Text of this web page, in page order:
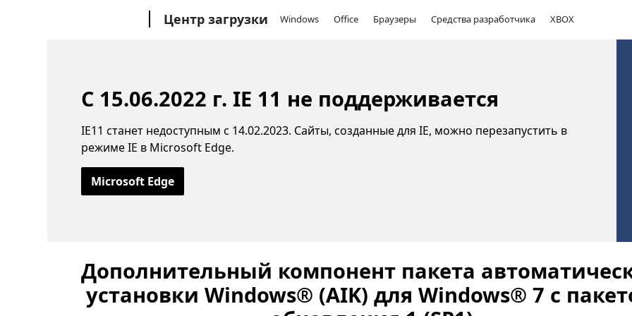
Центр загрузки Windows Office Браузеры Средства разработчика XBOX
С 15.06.2022 г. IE 11 не поддерживается
IE11 станет недоступным с 14.02.2023. Сайты, созданные для IE, можно перезапустить в
режиме IE в Microsoft Edge.
Microsoft Edge
Дополнительный компонент пакета
установки Windows® (AIK) для Windows® 7 с